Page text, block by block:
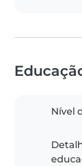
Nível